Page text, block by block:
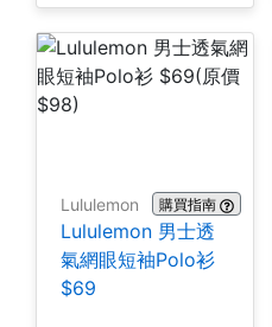
Lululemon 購買指南
Lululemon 男士透
氣網眼短袖Polo衫
$69